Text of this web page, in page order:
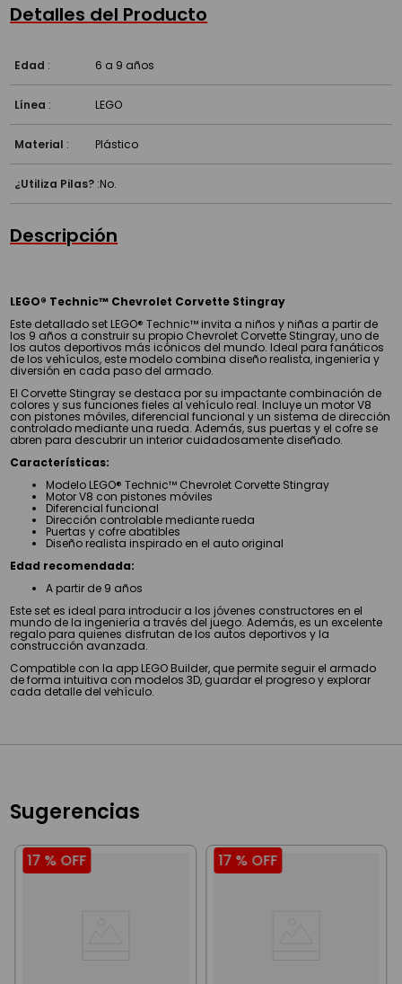
Detalles del Producto
Edad : 6 a 9 años
Línea : LEGO
Material : Plástico
¿Utiliza Pilas? :No.
Descripción
LEGO® Technic™ Chevrolet Corvette Stingray
Este detallado set LEGO® Technic™ invita a niños y niñas a partir de
los 9 años a construir su propio Chevrolet Corvette Stingray, uno de
los autos deportivos más icónicos del mundo. Ideal para fanáticos
de los vehículos, este modelo combina diseño realista, ingeniería y
diversión en cada paso del armado.
El Corvette Stingray se destaca por su impactante combinación de
colores y sus funciones fieles al vehículo real. Incluye un motor V8
con pistones móviles, diferencial funcional y un sistema de dirección
controlado mediante una rueda. Además, sus puertas y el cofre se
abren para descubrir un interior cuidadosamente diseñado.
Características:
Modelo LEGO® Technic™ Chevrolet Corvette Stingray
Motor V8 con pistones móviles
Diferencial funcional
Dirección controlable mediante rueda
Puertas y cofre abatibles
Diseño realista inspirado en el auto original
Edad recomendada:
A partir de 9 años
Este set es ideal para introducir a los jóvenes constructores en el
mundo de la ingeniería a través del juego. Además, es un excelente
regalo para quienes disfrutan de los autos deportivos y la
construcción avanzada.
Compatible con la app LEGO Builder, que permite seguir el armado
de forma intuitiva con modelos 3D, guardar el progreso y explorar
cada detalle del vehículo.
Sugerencias
17 % OFF 17 % OFF